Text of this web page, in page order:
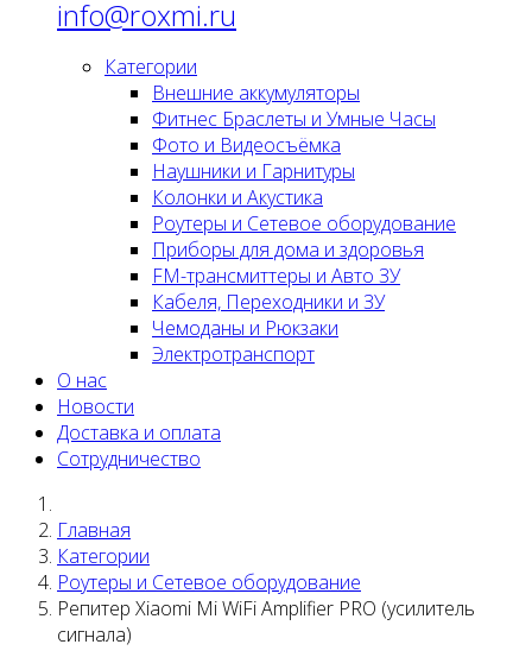
info@roxmi.ru
Категории
Внешние аккумуляторы
Фитнес Браслеты и Умные Часы
Фото и Видеосъёмка
Наушники и Гарнитуры
Колонки и Акустика
Роутеры и Сетевое оборудование
Приборы для дома и здоровья
FM-трансмиттеры и Авто ЗУ
Кабеля, Переходники и ЗУ
Чемоданы и Рюкзаки
Электротранспорт
О нас
Новости
Доставка и оплата
Сотрудничество
Главная
Категории
Роутеры и Сетевое оборудование
Репитер Xiaomi Mi WiFi Amplifier PRO (усилитель
сигнала)